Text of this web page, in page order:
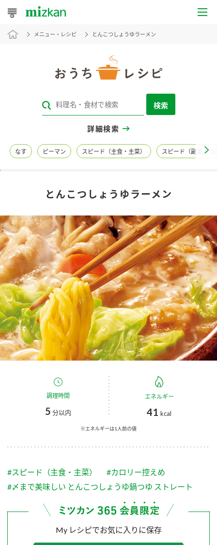
おうちレシピ
レシピカテゴリ一覧
レシピ名特集
商品情報
商品カテゴリ
酢 調味酢
お酢ドリンク ぽん酢
みりん風・料理酒 鍋用調味料
スープ 中華
ふりかけ おすしの素
炊き込みご飯の素 米飯用調味液
新商品一覧
キャンペーン情報
ブランド・スペシャルサイト
ブランド・スペシャルサイト トップ
商品ブランドサイト
Fibee（ファイビー）
カンタン酢
お酢ドリンク
かおりの蔵
つゆ
鍋なび
納豆のサイト
企業情報
国内事業概要
ミツカングループについて
企業理念
ミツカンを知る
水の文化センター（アーカイブ）
ZENB initiative
お客様相談センター
お客様の声をいかしました
メニュー・レシピ とんこつしょうゆラーメン
検索
詳細検索
なす ピーマン スピード（主食・主菜） スピード（副菜・つ
とんこつしょうゆラーメン
調理時間
5 分以内
エネルギー
41 kcal
※エネルギーは1人前の値
#スピード（主食・主菜）
#カロリー控えめ
#〆まで美味しい とんこつしょうゆ鍋つゆ ストレート
My レシピでお気に入りに保存